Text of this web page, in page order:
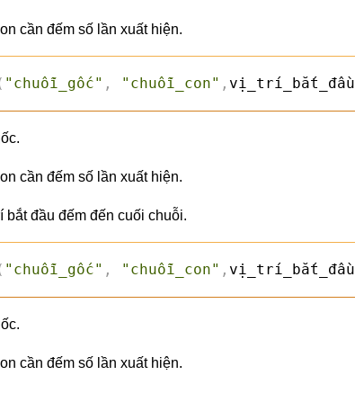
cần đếm số lần xuất hiện.
"chuỗi_gốc" , "chuỗi_con" , vị_trí_bắt_đầu
cần đếm số lần xuất hiện.
bắt đầu đếm đến cuối chuỗi.
"chuỗi_gốc" , "chuỗi_con" , vị_trí_bắt_đầu
cần đếm số lần xuất hiện.